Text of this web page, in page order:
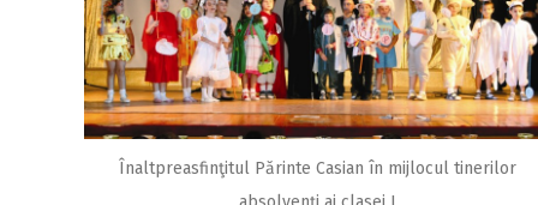
Înaltpreasfinţitul Părinte Casian în mijlocul tinerilor